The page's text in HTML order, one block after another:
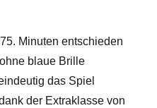
Minuten entschieden
blaue Brille
das Spiel
der Extraklasse von